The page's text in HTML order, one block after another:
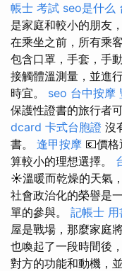
帳士 考試 seo是什么
是家庭和較小的朋友
在乘坐之前，所有乘
包含口罩，手套，手
接觸體溫測量，並進
時宜。 seo 台中按摩
保護性證書的旅行者
dcard 卡式台胞證 沒
書。 逢甲按摩 💶價
算較小的理想選擇。
☀️溫暖而乾燥的天氣
社會政治化的榮譽是
單的參與。 記帳士 用
屋是戰場，那麼家庭
也喚起了一段時間後
對方的功能和動機，